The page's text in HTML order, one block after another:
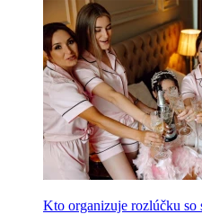
Kto organizuje rozlúčku so